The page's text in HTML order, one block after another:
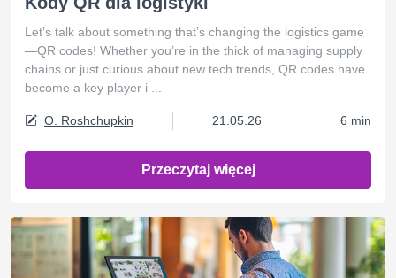
Let’s talk about something that’s changing the logistics game
—QR codes! Whether you’re in the thick of managing supply
chains or just curious about new tech trends, QR codes have
become a key player i ...
O. Roshchupkin 21.05.26 6 min
Przeczytaj więcej